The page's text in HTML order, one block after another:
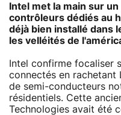
Intel met la main sur
contrôleurs dédiés au
déjà bien installé dans
les velléités de
Intel confirme focaliser
connectés en rachetant
de semi-conducteurs
résidentiels. Cette
Technologies avait été